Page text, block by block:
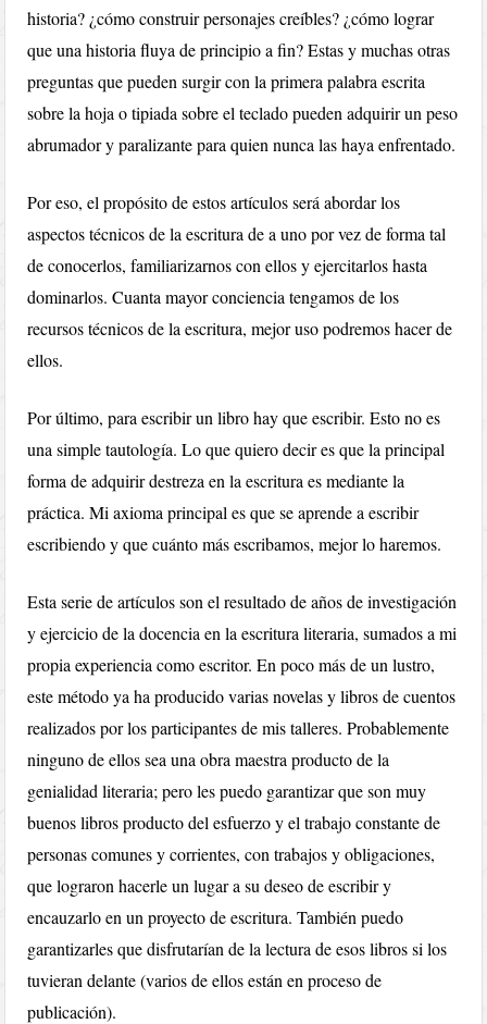
historia? ¿cómo construir personajes creíbles? ¿cómo lograr
que una historia fluya de principio a fin? Estas y muchas otras
preguntas que pueden surgir con la primera palabra escrita
sobre la hoja o tipiada sobre el teclado pueden adquirir un peso
abrumador y paralizante para quien nunca las haya enfrentado.
Por eso, el propósito de estos artículos será abordar los
aspectos técnicos de la escritura de a uno por vez de forma tal
de conocerlos, familiarizarnos con ellos y ejercitarlos hasta
dominarlos. Cuanta mayor conciencia tengamos de los
recursos técnicos de la escritura, mejor uso podremos hacer de
ellos.
Por último, para escribir un libro hay que escribir. Esto no es
una simple tautología. Lo que quiero decir es que la principal
forma de adquirir destreza en la escritura es mediante la
práctica. Mi axioma principal es que se aprende a escribir
escribiendo y que cuánto más escribamos, mejor lo haremos.
Esta serie de artículos son el resultado de años de investigación
y ejercicio de la docencia en la escritura literaria, sumados a mi
propia experiencia como escritor. En poco más de un lustro,
este método ya ha producido varias novelas y libros de cuentos
realizados por los participantes de mis talleres. Probablemente
ninguno de ellos sea una obra maestra producto de la
genialidad literaria; pero les puedo garantizar que son muy
buenos libros producto del esfuerzo y el trabajo constante de
personas comunes y corrientes, con trabajos y obligaciones,
que lograron hacerle un lugar a su deseo de escribir y
encauzarlo en un proyecto de escritura. También puedo
garantizarles que disfrutarían de la lectura de esos libros si los
tuvieran delante (varios de ellos están en proceso de
publicación).